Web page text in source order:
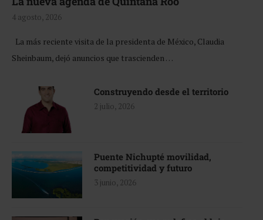
4 agosto, 2026
La más reciente visita de la presidenta de México, Claudia
Sheinbaum, dejó anuncios que trascienden …
Construyendo desde el territorio
2 julio, 2026
Puente Nichupté movilidad,
competitividad y futuro
3 junio, 2026